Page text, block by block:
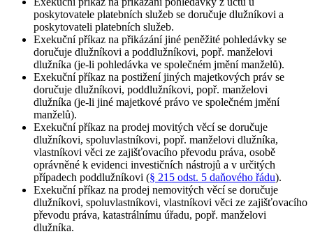
poskytovatele platebních služeb se doručuje dlužníkovi a
poskytovateli platebních služeb.
Exekuční příkaz na přikázání jiné peněžité pohledávky se
doručuje dlužníkovi a poddlužníkovi, popř. manželovi
dlužníka (je-li pohledávka ve společném jmění manželů).
Exekuční příkaz na postižení jiných majetkových práv se
doručuje dlužníkovi, poddlužníkovi, popř. manželovi
dlužníka (je-li jiné majetkové právo ve společném jmění
manželů).
Exekuční příkaz na prodej movitých věcí se doručuje
dlužníkovi, spoluvlastníkovi, popř. manželovi dlužníka,
vlastníkovi věci ze zajišťovacího převodu práva, osobě
oprávněné k evidenci investičních nástrojů a v určitých
případech poddlužníkovi (§ 215 odst. 5 daňového řádu).
Exekuční příkaz na prodej nemovitých věcí se doručuje
dlužníkovi, spoluvlastníkovi, vlastníkovi věci ze zajišťovacího
převodu práva, katastrálnímu úřadu, popř. manželovi
dlužníka.